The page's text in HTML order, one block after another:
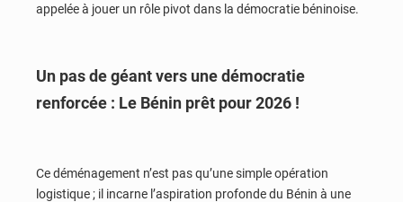
appelée à jouer un rôle pivot dans la démocratie béninoise.
Un pas de géant vers une démocratie
renforcée : Le Bénin prêt pour 2026 !
Ce déménagement n’est pas qu’une simple opération
logistique ; il incarne l’aspiration profonde du Bénin à une